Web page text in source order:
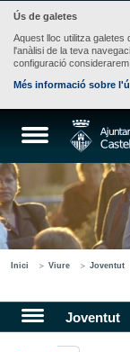
Ús de galetes
Aquest lloc utilitza
l'anàlisi de la teva
configuració
Més informació sobre
Inici Viure Joventut
Joventut